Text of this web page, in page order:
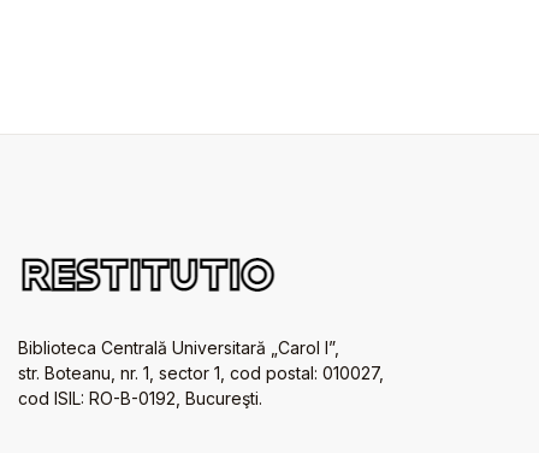
Biblioteca Centrală Universitară „Carol I”,
str. Boteanu, nr. 1, sector 1, cod postal: 010027,
cod ISIL: RO-B-0192, Bucureşti.